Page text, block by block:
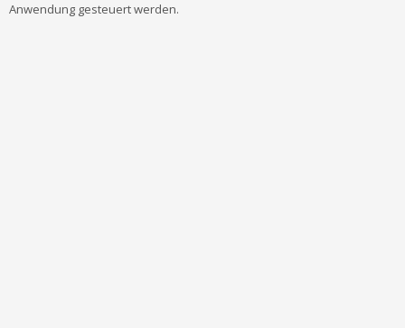
Anwendung gesteuert werden.